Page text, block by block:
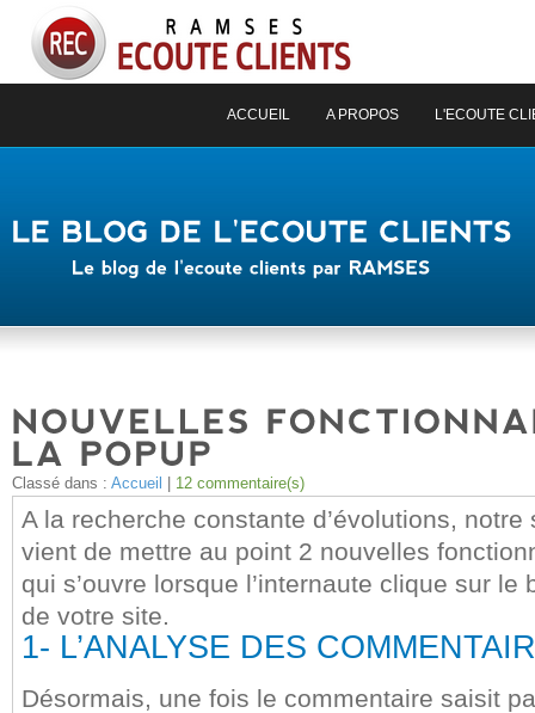
ACCUEIL A PROPOS L'ECOUTE
Classé dans : Accueil | 12 commentaire(s)
A la recherche constante d’évolutions, notre
vient de mettre au point 2 nouvelles
qui s’ouvre lorsque l’internaute clique sur le
de votre site.
1- L’ANALYSE DES
Désormais, une fois le commentaire saisit